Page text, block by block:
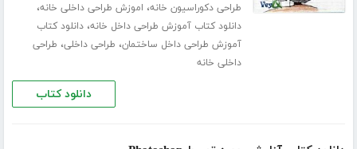
طراحی دکوراسیون خانه، اموزش طراحی داخلی خانه،
دانلود کتاب آموزش طراحی داخل خانه،دانلود کتاب
آموزش طراحی داخل ساختمان، طراحی داخلی، طراحی
داخلی خانه
دانلود کتاب